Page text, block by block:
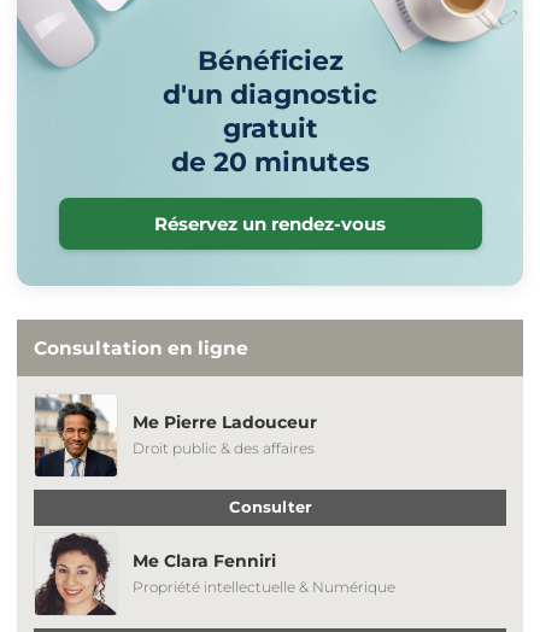
Bénéficiez
d'un diagnostic
gratuit
de 20 minutes
Réservez un rendez-vous
Consultation en ligne
Me Pierre Ladouceur
Droit public & des affaires
Consulter
Me Clara Fenniri
Propriété intellectuelle & Numérique